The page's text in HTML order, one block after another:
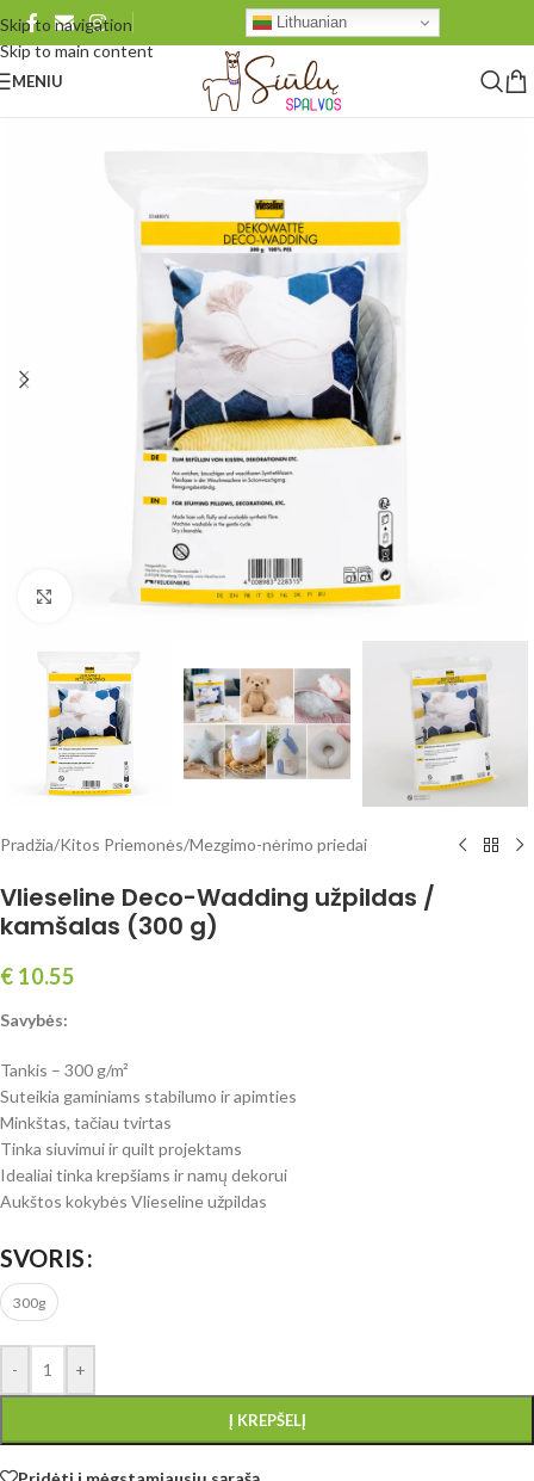
Skip to navigation
Skip to main content
Lithuanian
MENIU
Spustelėkite, norėdami padidinti
Pradžia/Kitos Priemonės/Mezgimo-nėrimo priedai
Vlieseline Deco-Wadding užpildas /
kamšalas (300 g)
€ 10.55
Savybės:
Tankis – 300 g/m²
Suteikia gaminiams stabilumo ir apimties
Minkštas, tačiau tvirtas
Tinka siuvimui ir quilt projektams
Idealiai tinka krepšiams ir namų dekorui
Aukštos kokybės Vlieseline užpildas
SVORIS
300g
- +
Į KREPŠELĮ